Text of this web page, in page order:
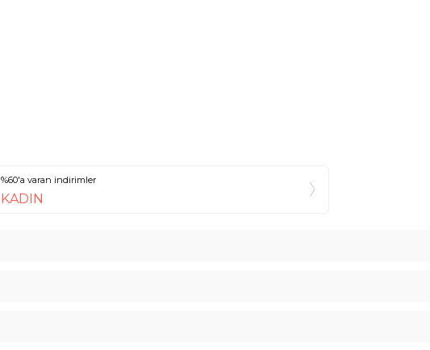
%60'a varan indirimler
KADIN